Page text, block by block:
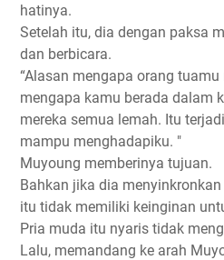
hatinya.
Setelah itu, dia dengan paksa
dan berbicara.
“Alasan mengapa orang
mengapa kamu berada dalam
mereka semua lemah. Itu
mampu menghadapiku. "
Muyoung memberinya tujuan.
Bahkan jika dia
itu tidak memiliki keinginan
Pria muda itu nyaris tidak
Lalu, memandang ke arah